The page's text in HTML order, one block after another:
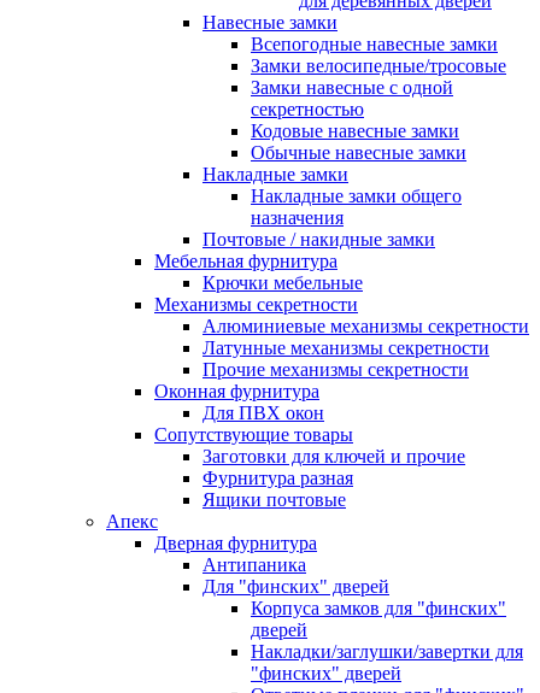
Навесные замки
Всепогодные навесные замки
Замки велосипедные/тросовые
Замки навесные с одной
секретностью
Кодовые навесные замки
Обычные навесные замки
Накладные замки
Накладные замки общего
назначения
Почтовые / накидные замки
Мебельная фурнитура
Крючки мебельные
Механизмы секретности
Алюминиевые механизмы секретности
Латунные механизмы секретности
Прочие механизмы секретности
Оконная фурнитура
Для ПВХ окон
Сопутствующие товары
Заготовки для ключей и прочие
Фурнитура разная
Ящики почтовые
Апекс
Дверная фурнитура
Антипаника
Для "финских" дверей
Корпуса замков для "финских"
дверей
Накладки/заглушки/завертки для
"финских" дверей